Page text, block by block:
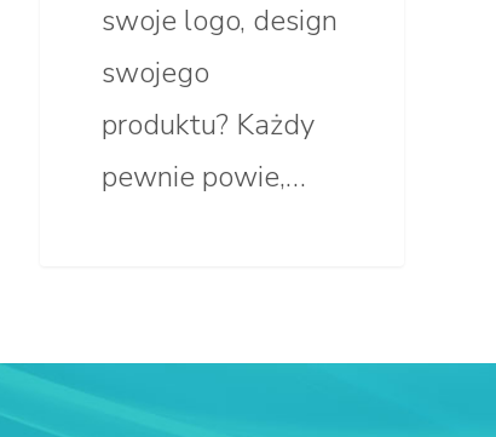
swoje logo, design
swojego
produktu? Każdy
pewnie powie,…